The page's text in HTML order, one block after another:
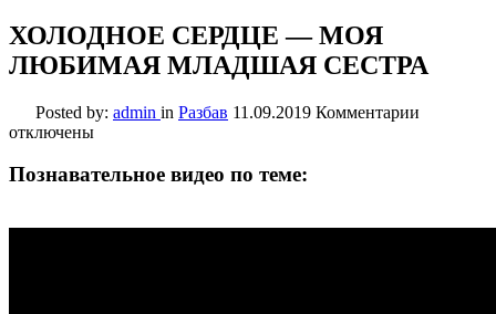
ХОЛОДНОЕ СЕРДЦЕ — МОЯ
ЛЮБИМАЯ МЛАДШАЯ СЕСТРА
Posted by: admin in Разбав 11.09.2019 Комментарии
отключены
Познавательное видео по теме: